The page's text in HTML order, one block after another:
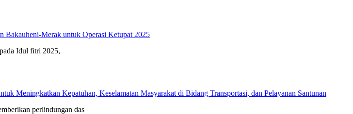
Bakauheni-Merak untuk Operasi Ketupat 2025
Idul fitri 2025,
Meningkatkan Kepatuhan, Keselamatan Masyarakat di Bidang Transportasi, dan Pelayanan Santunan
perlindungan das